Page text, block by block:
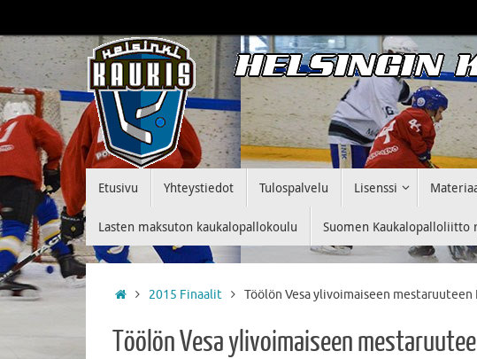
to
content
Skip
content
Etusivu Yhteystiedot Tulospalvelu Lisenssi
Lasten maksuton kaukalopallokoulu Suomen Kaukalopalloliitto
Home2015 Finaalit Töölön Vesa ylivoimaiseen mestaruuteen
Töölön Vesa ylivoimaiseen